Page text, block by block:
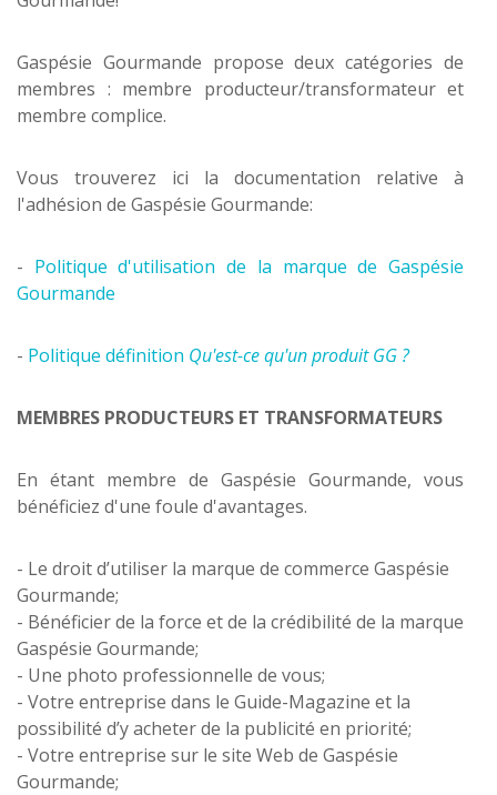
Gaspésie Gourmande propose deux catégories de
membres : membre producteur/transformateur et
membre complice.
Vous trouverez ici la documentation relative à
l'adhésion de Gaspésie Gourmande:
- Politique d'utilisation de la marque de Gaspésie
Gourmande
- Politique définition Qu'est-ce qu'un produit GG ?
MEMBRES PRODUCTEURS ET TRANSFORMATEURS
En étant membre de Gaspésie Gourmande, vous
bénéficiez d'une foule d'avantages.
- Le droit d’utiliser la marque de commerce Gaspésie
Gourmande;
- Bénéficier de la force et de la crédibilité de la marque
Gaspésie Gourmande;
- Une photo professionnelle de vous;
- Votre entreprise dans le Guide-Magazine et la
possibilité d’y acheter de la publicité en priorité;
- Votre entreprise sur le site Web de Gaspésie
Gourmande;